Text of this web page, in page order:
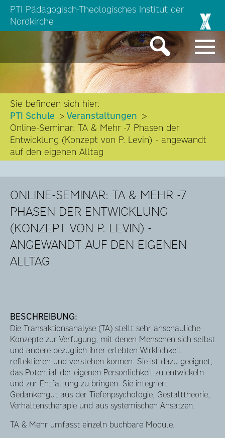
PTI Pädagogisch-Theologisches Institut der
Nordkirche
Sie befinden sich hier:
PTI Schule
Veranstaltungen
Online-Seminar: TA & Mehr -7 Phasen der
Entwicklung (Konzept von P. Levin) - angewandt
auf den eigenen Alltag
ONLINE-SEMINAR: TA & MEHR -7
PHASEN DER ENTWICKLUNG
(KONZEPT VON P. LEVIN) -
ANGEWANDT AUF DEN EIGENEN
ALLTAG
BESCHREIBUNG:
Die Transaktionsanalyse (TA) stellt sehr anschauliche
Konzepte zur Verfügung, mit denen Menschen sich selbst
und andere bezüglich ihrer erlebten Wirklichkeit
reflektieren und verstehen können. Sie ist dazu geeignet,
das Potential der eigenen Persönlichkeit zu entwickeln
und zur Entfaltung zu bringen. Sie integriert
Gedankengut aus der Tiefenpsychologie, Gestalttheorie,
Verhaltenstherapie und aus systemischen Ansätzen.
TA & Mehr umfasst einzeln buchbare Module.